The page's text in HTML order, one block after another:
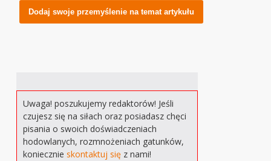
Uwaga! poszukujemy redaktorów! Jeśli
czujesz się na siłach oraz posiadasz chęci
pisania o swoich doświadczeniach
hodowlanych, rozmnożeniach gatunków,
koniecznieskontaktuj się z nami!